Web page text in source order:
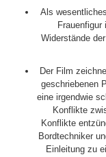
Als
Widerstände
Der Film
geschriebenen
eine irgendwie
Konflikte
Konflikte
Bordtechniker
Einleitung zu